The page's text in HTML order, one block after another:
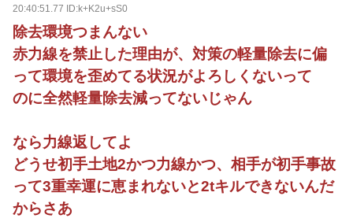
20:40:51.77 ID:k+K2u+sS0
除去環境つまんない
赤力線を禁止した理由が、対策の軽量除去に偏
って環境を歪めてる状況がよろしくないって
のに全然軽量除去減ってないじゃん
なら力線返してよ
どうせ初手土地2かつ力線かつ、相手が初手事故
って3重幸運に恵まれないと2tキルできないんだ
からさあ